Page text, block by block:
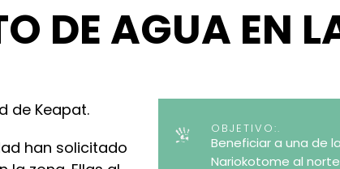
DE AGUA EN
de Keapat.
han solicitado
OBJETIVO:.
Beneficiar a una de
Nariokotome al